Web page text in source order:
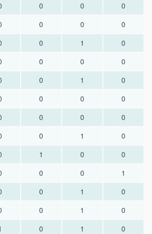
0 0
0
0 0
0
0 1
0
0 0
0
0 1
0
0 0
0
0 0
0
0 1
0
1 0
0
0 0
1
0 1
0
0 1
0
0 1
0